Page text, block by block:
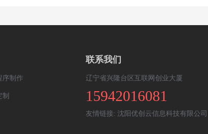
序制作
联系我们
辽宁省兴隆台区互联网创业大厦
15942016081
友情链接: 沈阳优创云信息科技有限公司